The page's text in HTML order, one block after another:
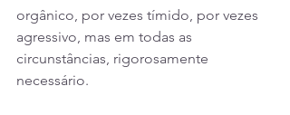
orgânico, por vezes tímido, por vezes
agressivo, mas em todas as
circunstâncias, rigorosamente
necessário.